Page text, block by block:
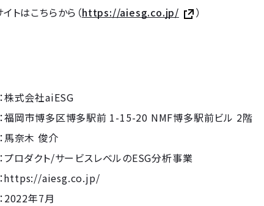
トはこちらから（https://aiesg.co.jp/ ）
会社aiESG
市博多区博多駅前 1-15-20 NMF博多駅前ビル 2階
奈木 俊介
クト/サービスレベルのESG分析事業
aiesg.co.jp/
年7月